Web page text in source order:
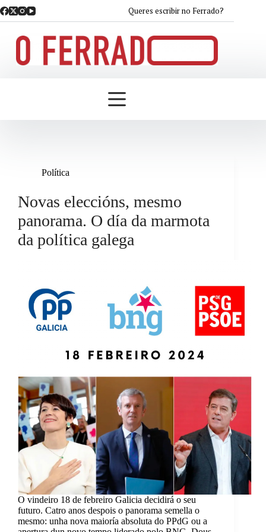
Saltar
ao
Queres escribir no Ferrado?
Política
Novas eleccións, mesmo
panorama. O día da marmota
da política galega
O vindeiro 18 de febreiro Galicia decidirá o seu
futuro. Catro anos despois o panorama semella o
mesmo: unha nova maioría absoluta do PPdG ou a